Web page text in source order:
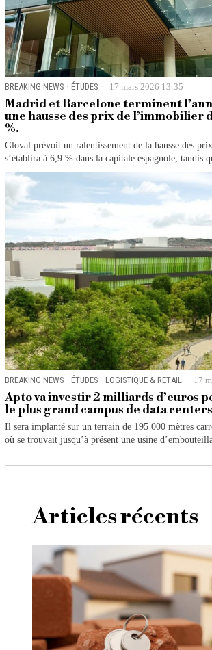
BREAKING NEWS · ÉTUDES 17 mars 2026 13:35
Madrid et Barcelone terminent
une hausse des prix de l’immobilier
%.
Gloval prévoit un ralentissement de la hausse des
s’établira à 6,9 % dans la capitale espagnole, tandis
BREAKING NEWS · ÉTUDES · LOGISTIQUE & RETAIL 17
Apto va investir 2 milliards d’euros
le plus grand campus de data
Il sera implanté sur un terrain de 195 000 mètres
où se trouvait jusqu’à présent une usine
Articles récents